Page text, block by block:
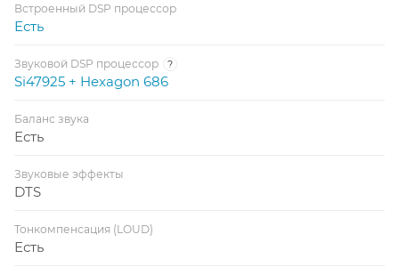
Встроенный DSP процессор
Есть
Звуковой DSP процессор ?
Si47925 + Hexagon 686
Баланс звука
Есть
Звуковые эффекты
DTS
Тонкомпенсация (LOUD)
Есть